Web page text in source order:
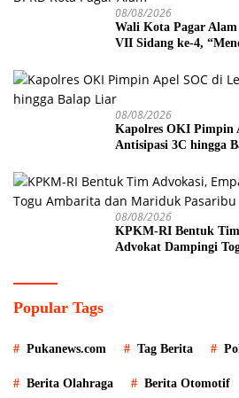
08/08/2026
Wali Kota Pagar
VII Sidang ke-4,
Alam”
08/08/2026
Kapolres OKI Pimpin
Antisipasi 3C hingga
08/08/2026
KPKM-RI Bentuk
Advokat Dampingi
Popular Tags
Pukanews.com Tag Berita
Berita Olahraga Berita Otomotif